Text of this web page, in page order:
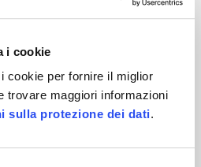
i cookie
cookie per fornire il miglior
trovare maggiori informazioni
sulla protezione dei dati.